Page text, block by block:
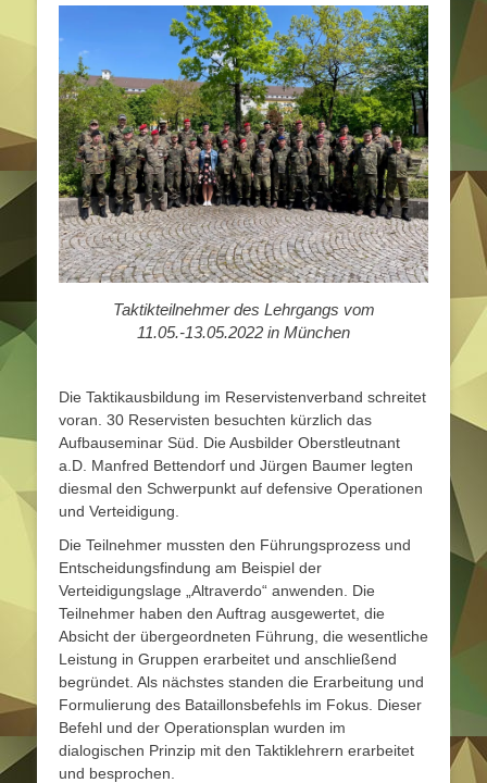
Taktikteilnehmer des Lehrgangs vom
11.05.-13.05.2022 in München
Die Taktikausbildung im Reservistenverband schreitet
voran. 30 Reservisten besuchten kürzlich das
Aufbauseminar Süd. Die Ausbilder Oberstleutnant
a.D. Manfred Bettendorf und Jürgen Baumer legten
diesmal den Schwerpunkt auf defensive Operationen
und Verteidigung.
Die Teilnehmer mussten den Führungsprozess und
Entscheidungsfindung am Beispiel der
Verteidigungslage „Altraverdo“ anwenden. Die
Teilnehmer haben den Auftrag ausgewertet, die
Absicht der übergeordneten Führung, die wesentliche
Leistung in Gruppen erarbeitet und anschließend
begründet. Als nächstes standen die Erarbeitung und
Formulierung des Bataillonsbefehls im Fokus. Dieser
Befehl und der Operationsplan wurden im
dialogischen Prinzip mit den Taktiklehrern erarbeitet
und besprochen.